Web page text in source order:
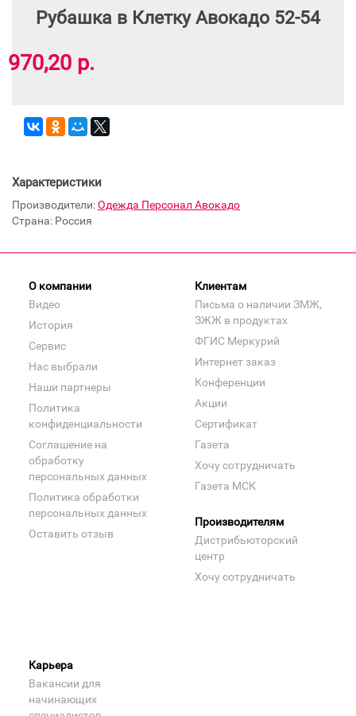
Рубашка в Клетку Авокадо 52-54
970,20 р.
Характеристики
Производители:Одежда Персонал Авокадо
Страна: Россия
О компании
Видео
История
Сервис
Нас выбрали
Наши партнеры
Политика
конфиденциальности
Соглашение на
обработку
персональных данных
Политика обработки
персональных данных
Оставить отзыв
Клиентам
Письма о наличии ЗМЖ,
ЗЖЖ в продуктах
ФГИС Меркурий
Интернет заказ
Конференции
Акции
Сертификат
Газета
Хочу сотрудничать
Газета МСК
Производителям
Дистрибьюторский
центр
Хочу сотрудничать
Карьера
Вакансии для
начинающих